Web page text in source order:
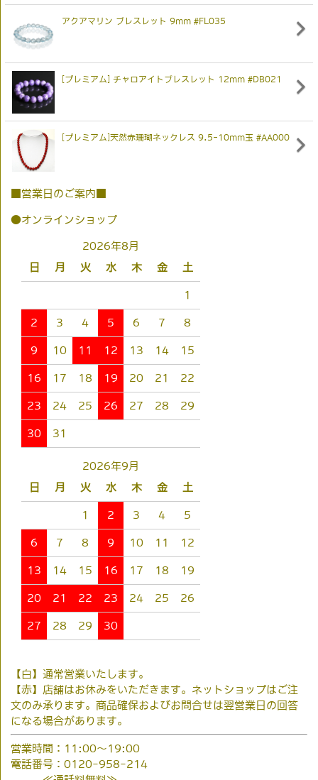
アクアマリン ブレスレット 9mm #FL035
[プレミアム] チャロアイトブレスレット 12mm #DB021
[プレミアム]天然赤珊瑚ネックレス 9.5-10mm玉 #AA000
■営業日のご案内■
●オンラインショップ
2026年8月
日
月 火 水 木 金 土
1
2 3 4 5 6 7 8
9 10 11 12 13 14 15
16 17 18 19 20 21 22
23 24 25 26 27 28 29
30 31
2026年9月
日
月 火 水 木 金 土
1 2 3 4 5
6 7 8 9 10 11 12
13 14 15 16 17 18 19
20 21 22 23 24 25 26
27 28 29 30
【白】通常営業いたします。
【赤】店舗はお休みをいただきます。ネットショップはご注
文のみ承ります。商品確保およびお問合せは翌営業日の回答
になる場合があります。
営業時間：11:00～19:00
電話番号：0120-958-214